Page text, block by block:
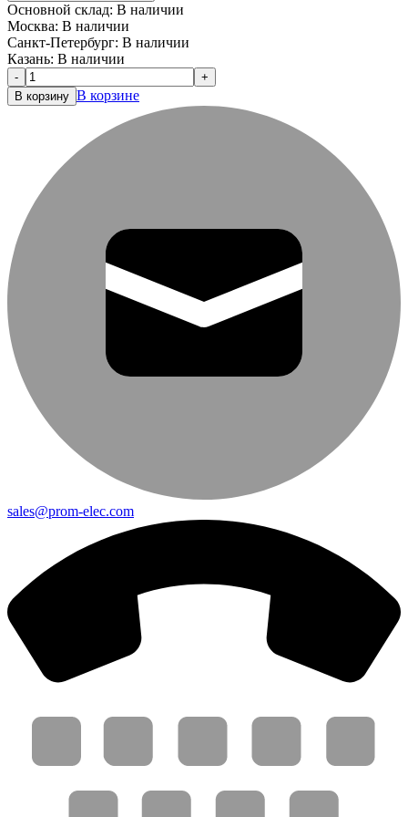
Основной склад: В наличии
Москва: В наличии
Санкт-Петербург: В наличии
Казань: В наличии
-
+
В корзину В корзине
sales@prom-elec.com